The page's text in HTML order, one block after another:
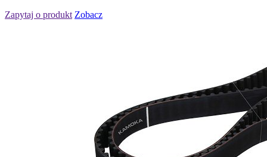
Zapytaj o produkt Zobacz